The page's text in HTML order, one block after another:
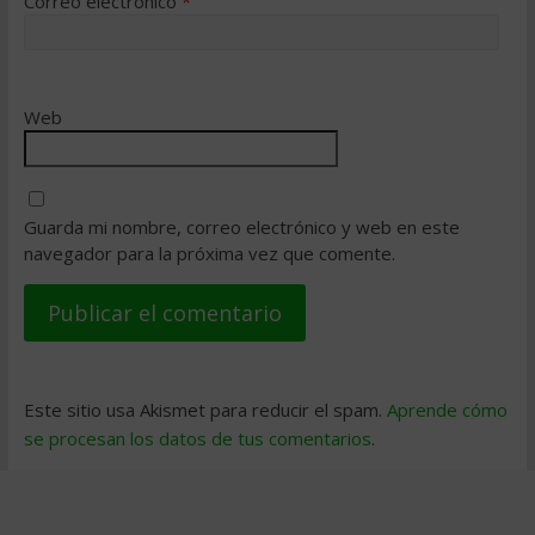
Web
Guarda mi nombre, correo electrónico y web en este
navegador para la próxima vez que comente.
Este sitio usa Akismet para reducir el spam. Aprende cómo
se procesan los datos de tus comentarios.